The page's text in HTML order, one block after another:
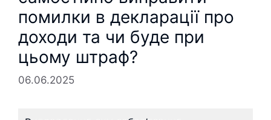
помилки в декларації про
доходи та чи буде при
цьому штраф?
06.06.2025